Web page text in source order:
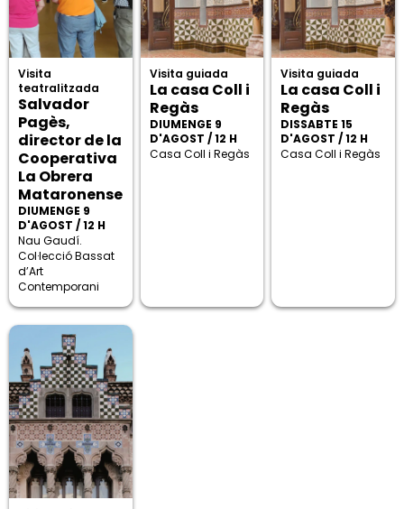
Visita
teatralitzada
Salvador
Pagès,
director de la
Cooperativa
La Obrera
Mataronense
DIUMENGE 9
D'AGOST / 12 H
Nau Gaudí.
Col·lecció Bassat
d’Art
Contemporani
Visita guiada
La casa Coll i
Regàs
DIUMENGE 9
D'AGOST / 12 H
Casa Coll i Regàs
Visita guiada
La casa Coll i
Regàs
DISSABTE 15
D'AGOST / 12 H
Casa Coll i Regàs